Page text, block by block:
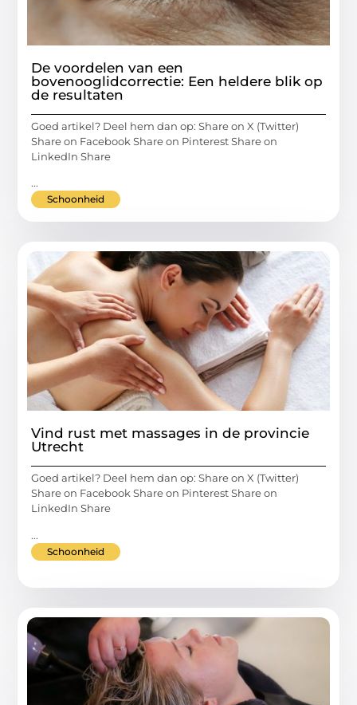
De voordelen van een
bovenooglidcorrectie: Een heldere blik op
de resultaten
Goed artikel? Deel hem dan op: Share on X (Twitter)
Share on Facebook Share on Pinterest Share on
LinkedIn Share
...
Schoonheid
Vind rust met massages in de provincie
Utrecht
Goed artikel? Deel hem dan op: Share on X (Twitter)
Share on Facebook Share on Pinterest Share on
LinkedIn Share
...
Schoonheid